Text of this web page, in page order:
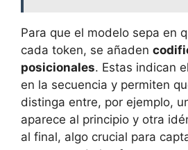
Para que el modelo sepa en
cada token, se añaden
posicionales. Estas indican
en la secuencia y permiten
distinga entre, por ejemplo,
aparece al principio y otra
al final, algo crucial para